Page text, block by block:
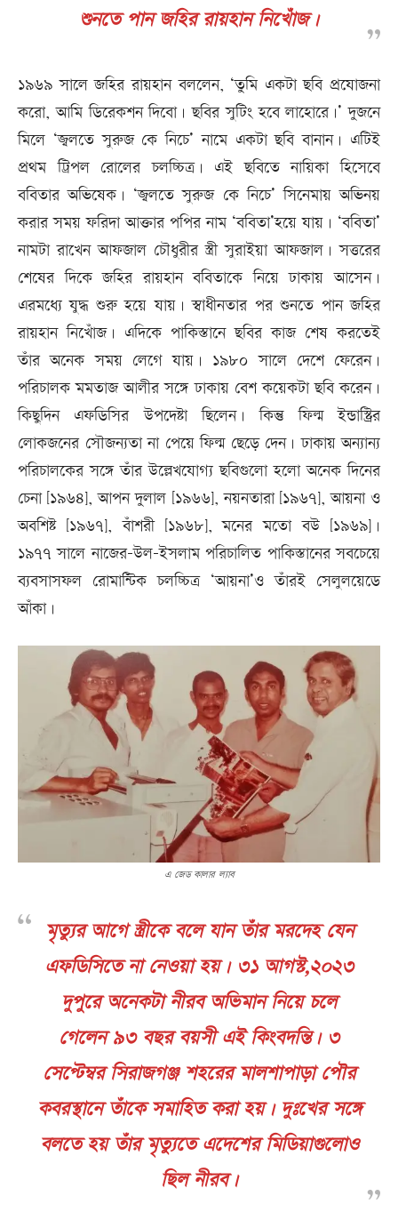
শুনতে পান জহির রায়হান নিখোঁজ।
১৯৬৯ সালে জহির রায়হান বললেন, ‘তুমি একটা ছবি প্রযোজনা
করো, আমি ডিরেকশন দিবো। ছবির সুটিং হবে লাহোরে।’ দুজনে
মিলে ‘জ্বলতে সুরুজ কে নিচে’ নামে একটা ছবি বানান। এটিই
প্রথম ট্রিপল রোলের চলচ্চিত্র। এই ছবিতে নায়িকা হিসেবে
ববিতার অভিষেক। ‘জ্বলতে সুরুজ কে নিচে’ সিনেমায় অভিনয়
করার সময় ফরিদা আক্তার পপির নাম ‘ববিতা’হয়ে যায়। ‘ববিতা’
নামটা রাখেন আফজাল চৌধুরীর স্ত্রী সুরাইয়া আফজাল। সত্তরের
শেষের দিকে জহির রায়হান ববিতাকে নিয়ে ঢাকায় আসেন।
এরমধ্যে যুদ্ধ শুরু হয়ে যায়। স্বাধীনতার পর শুনতে পান জহির
রায়হান নিখোঁজ। এদিকে পাকিস্তানে ছবির কাজ শেষ করতেই
তাঁর অনেক সময় লেগে যায়। ১৯৮০ সালে দেশে ফেরেন।
পরিচালক মমতাজ আলীর সঙ্গে ঢাকায় বেশ কয়েকটা ছবি করেন।
কিছুদিন এফডিসির উপদেষ্টা ছিলেন। কিন্তু ফিল্ম ইন্ডাস্ট্রির
লোকজনের সৌজন্যতা না পেয়ে ফিল্ম ছেড়ে দেন। ঢাকায় অন্যান্য
পরিচালকের সঙ্গে তাঁর উল্লেখযোগ্য ছবিগুলো হলো অনেক দিনের
চেনা [১৯৬৪], আপন দুলাল [১৯৬৬], নয়নতারা [১৯৬৭], আয়না ও
অবশিষ্ট [১৯৬৭], বাঁশরী [১৯৬৮], মনের মতো বউ [১৯৬৯]।
১৯৭৭ সালে নাজের-উল-ইসলাম পরিচালিত পাকিস্তানের সবচেয়ে
ব্যবসাসফল রোমান্টিক চলচ্চিত্র ‘আয়না’ও তাঁরই সেলুলয়েডে
আঁকা।
এ জেড কালার ল্যাব
মৃত্যুর আগে স্ত্রীকে বলে যান তাঁর মরদেহ যেন
এফডিসিতে না নেওয়া হয়। ৩১ আগস্ট,২০২৩
দুপুরে অনেকটা নীরব অভিমান নিয়ে চলে
গেলেন ৯৩ বছর বয়সী এই কিংবদন্তি। ৩
সেপ্টেম্বর সিরাজগঞ্জ শহরের মালশাপাড়া পৌর
কবরস্থানে তাঁকে সমাহিত করা হয়। দুঃখের সঙ্গে
বলতে হয় তাঁর মৃত্যুতে এদেশের মিডিয়াগুলোও
ছিল নীরব।